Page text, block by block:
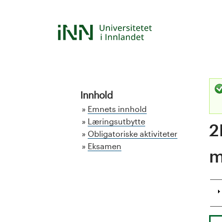
S
Innhold
Emnets innhold
Læringsutbytte
Obligatoriske aktiviteter
Eksamen